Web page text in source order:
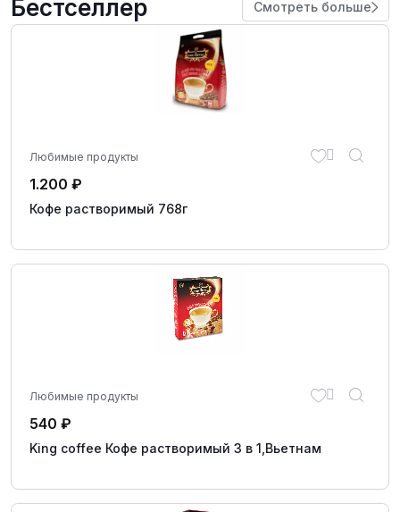
Бестселлер Смотреть больше
Любимые продукты
1.200 ₽
Кофе растворимый 768г
Любимые продукты
540 ₽
King coffee Кофе растворимый 3 в 1,Вьетнам